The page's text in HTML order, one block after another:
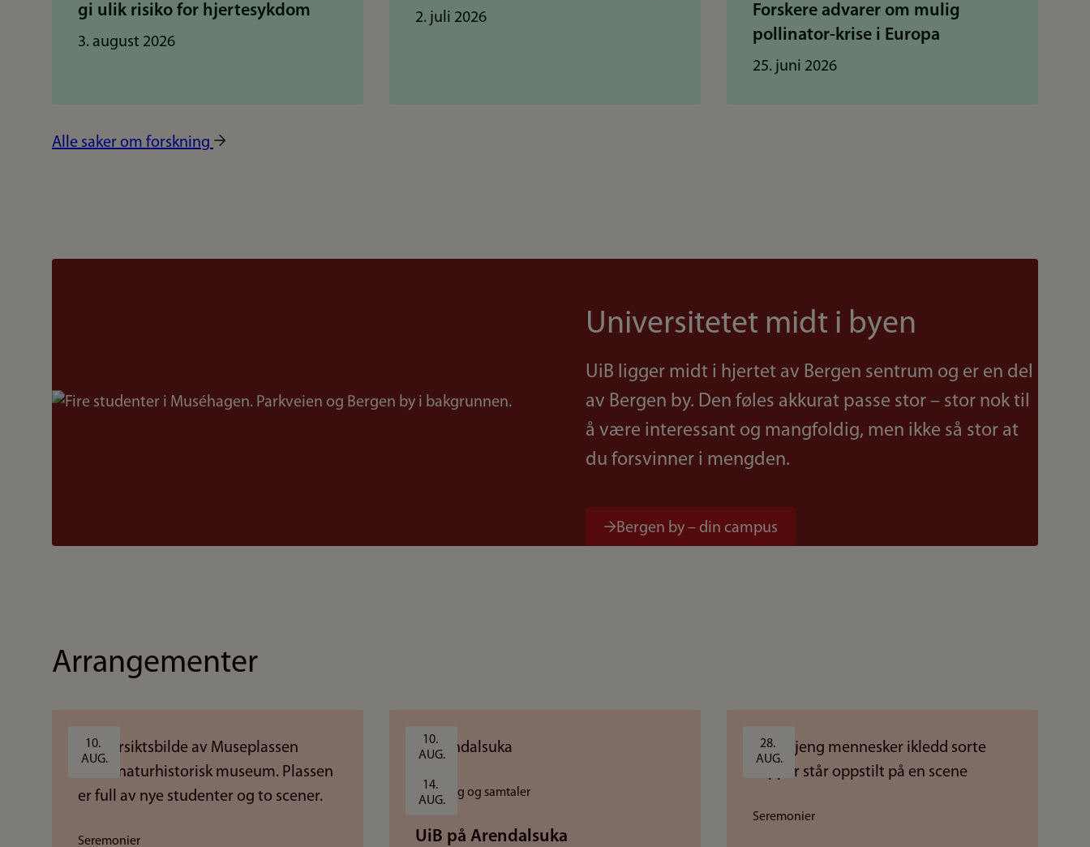
gi ulik risiko for hjertesykdom
3. august 2026
2. juli 2026
Forskere advarer om mulig
pollinator-krise i Europa
25. juni 2026
Alle saker om forskning
Universitetet midt i byen
UiB ligger midt i hjertet av Bergen sentrum og er en del
av Bergen by. Den føles akkurat passe stor – stor nok til
å være interessant og mangfoldig, men ikke så stor at
du forsvinner i mengden.
Bergen by – din campus
Bilde
Arrangementer
10.
AUG.
Seremonier
10.
AUG.
14.
AUG.
Foredrag og samtaler
UiB på Arendalsuka
28.
AUG.
Seremonier